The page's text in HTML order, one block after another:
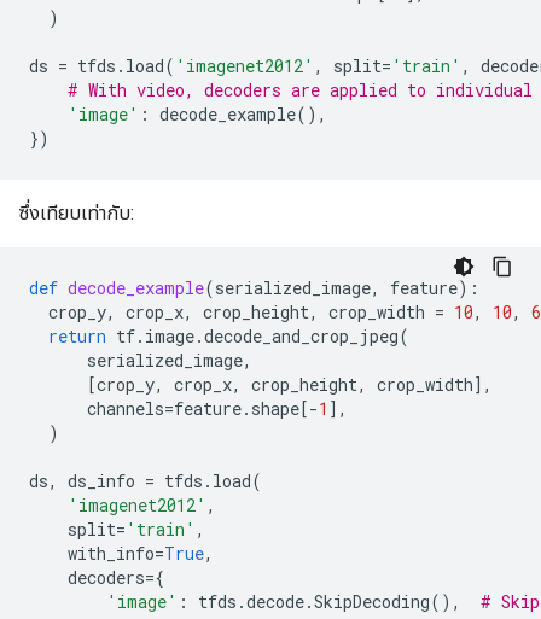
)
ds = tfds . load( 'imagenet2012' , split= 'train' ,
# With video, decoders are applied to individual
'image' : decode_example(),
})
ซึ่งเทียบเท่ากับ:
def decode_example(serialized_image, feature):
crop_y, crop_x, crop_height, crop_width = 10, 10,
return tf. image.decode_and_crop_jpeg(
serialized_image,
[crop_y, crop_x, crop_height, crop_width],
channels=feature. shape[-1 ],
)
ds, ds_info = tfds . load(
'imagenet2012' ,
split= 'train' ,
with_info=True,
decoders={
'image' : tfds .decode.SkipDecoding(),
#